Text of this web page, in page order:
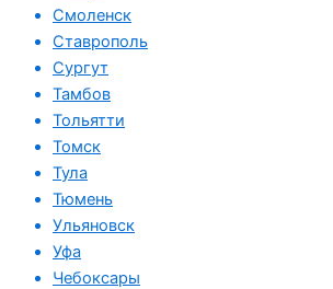
Смоленск
Ставрополь
Сургут
Тамбов
Тольятти
Томск
Тула
Тюмень
Ульяновск
Уфа
Чебоксары